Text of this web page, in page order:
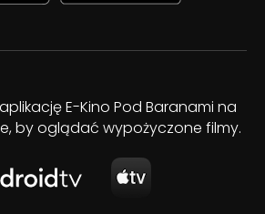
E-Kino Pod Baranami na
by oglądać wypożyczone filmy.